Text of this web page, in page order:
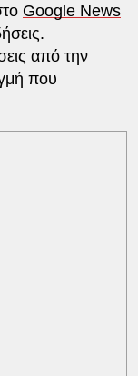
Google News
από την
που